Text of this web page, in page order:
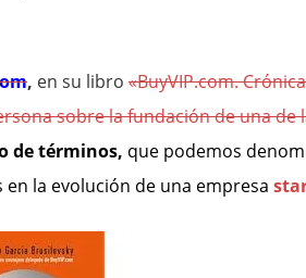
, en su libro «BuyVIP.com.
sobre la fundación de una de
de términos, que podemos
en la evolución de una empresa